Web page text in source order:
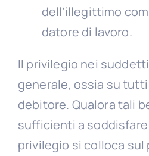
dell’illegittimo
datore di lavoro.
Il privilegio nei
generale, ossia su
debitore. Qualora tali
sufficienti a
privilegio si colloca sul